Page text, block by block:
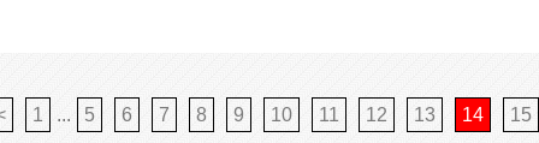
1 ... 5 6 7 8 9 10 11 12 13 14 15